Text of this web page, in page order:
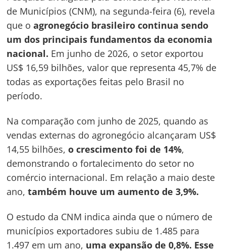
de Municípios (CNM), na segunda-feira (6), revela
que oagronegócio brasileiro continua sendo
um dos principais fundamentos da economia
nacional. Em junho de 2026, o setor exportou
US$ 16,59 bilhões, valor que representa 45,7% de
todas as exportações feitas pelo Brasil no
período.
Na comparação com junho de 2025, quando as
vendas externas do agronegócio alcançaram US$
14,55 bilhões,o crescimento foi de 14%,
demonstrando o fortalecimento do setor no
comércio internacional. Em relação a maio deste
ano,também houve um aumento de 3,9%.
O estudo da CNM indica ainda que o número de
municípios exportadores subiu de 1.485 para
1.497 em um ano, uma expansão de 0,8%. Esse